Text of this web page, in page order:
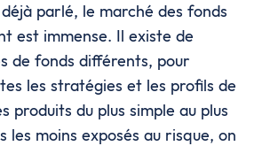
parlé, le marché des fonds
est immense. Il existe de
de fonds différents, pour
les stratégies et les profils de
produits du plus simple au plus
les moins exposés au risque, on